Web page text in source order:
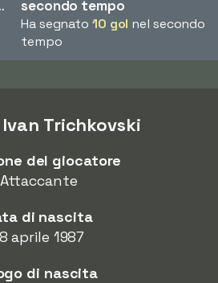
secondo tempo
Ha segnato 10 gol nel secondo
tempo
Trichkovski
del giocatore
Attaccante
di nascita
aprile 1987
di nascita